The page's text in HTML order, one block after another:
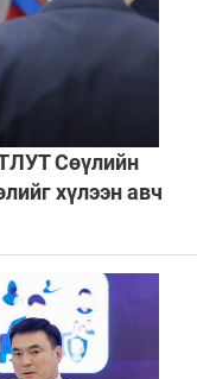
Сөүлийн
хүлээн авч